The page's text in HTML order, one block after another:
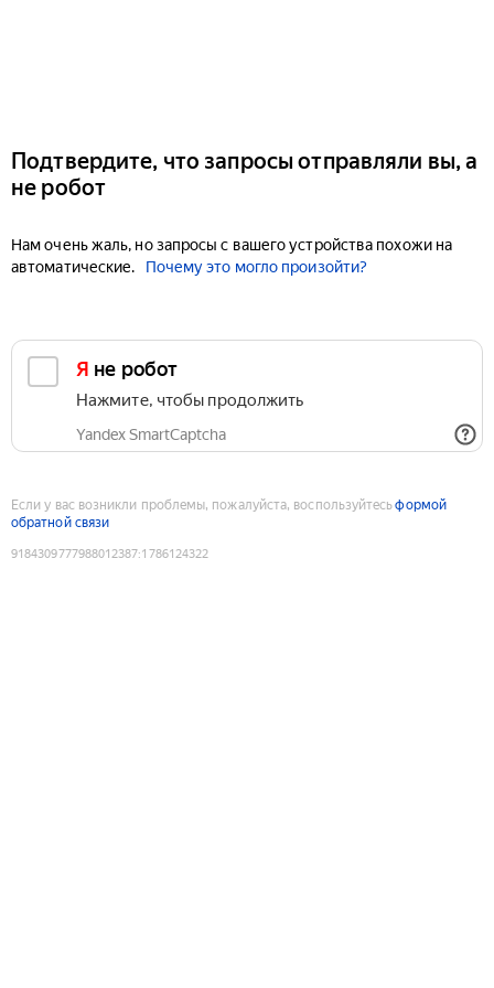
Подтвердите, что запросы отправляли вы, а
не робот
Нам очень жаль, но запросы с вашего устройства похожи на
автоматические.
Почему это могло произойти?
Я не робот
Нажмите, чтобы продолжить
Yandex SmartCaptcha
Если у вас возникли проблемы, пожалуйста, воспользуйтесьформой
обратной связи
9184309777988012387:1786124322